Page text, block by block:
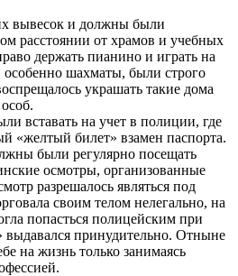
вывесок и должны были
расстоянии от храмов и учебных
держать пианино и играть на
шахматы, были строго
украшать такие дома
вставать на учет в полиции, где
«желтый билет» взамен паспорта.
были регулярно посещать
осмотры, организованные
разрешалось являться под
своим телом нелегально, на
попасться полицейским при
выдавался принудительно. Отныне
на жизнь только занимаясь